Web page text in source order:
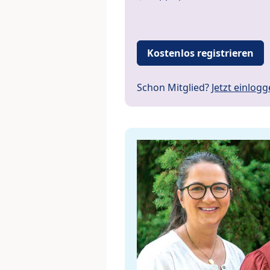
Kostenlos registrieren
Schon Mitglied? Jetzt